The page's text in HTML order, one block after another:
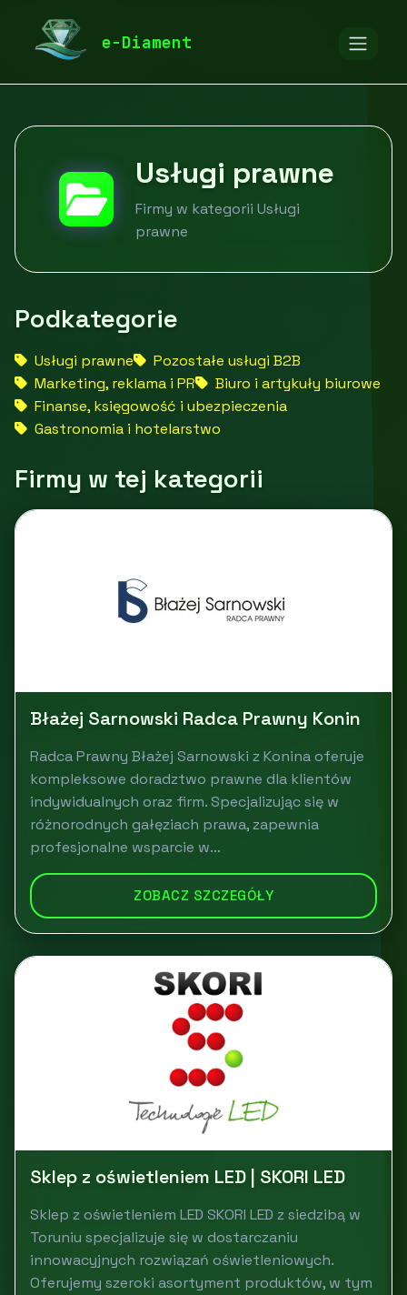
e-Diament
diamentspa.pl
Usługi prawne
Usługi prawne
Firmy w kategorii Usługi
prawne
Podkategorie
Usługi prawne
Pozostałe usługi B2B
Marketing, reklama i PR
Biuro i artykuły biurowe
Finanse, księgowość i ubezpieczenia
Gastronomia i hotelarstwo
Firmy w tej kategorii
Błażej Sarnowski Radca Prawny Konin
Radca Prawny Błażej Sarnowski z Konina oferuje
kompleksowe doradztwo prawne dla klientów
indywidualnych oraz firm. Specjalizując się w
różnorodnych gałęziach prawa, zapewnia
profesjonalne wsparcie w...
ZOBACZ SZCZEGÓŁY
Sklep z oświetleniem LED | SKORI LED
Sklep z oświetleniem LED SKORI LED z siedzibą w
Toruniu specjalizuje się w dostarczaniu
innowacyjnych rozwiązań oświetleniowych.
Oferujemy szeroki asortyment produktów, w tym